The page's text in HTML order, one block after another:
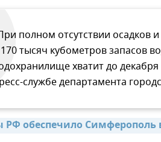
полном отсутствии осадков
тысяч кубометров запасов
хватит до
службе департамента
обеспечило Симферополь